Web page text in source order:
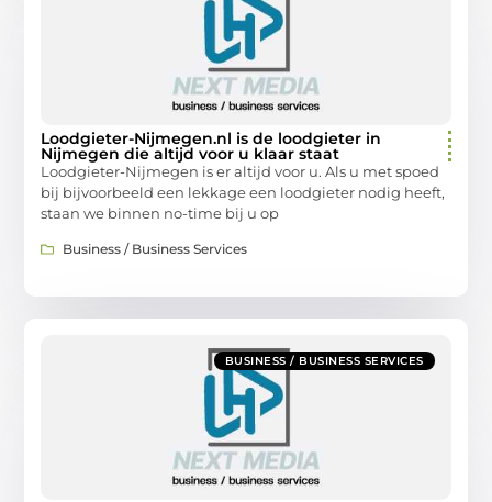
Loodgieter-Nijmegen.nl is de loodgieter in
Nijmegen die altijd voor u klaar staat
Loodgieter-Nijmegen is er altijd voor u. Als u met spoed
bij bijvoorbeeld een lekkage een loodgieter nodig heeft,
staan we binnen no-time bij u op
Business / Business Services
BUSINESS / BUSINESS SERVICES